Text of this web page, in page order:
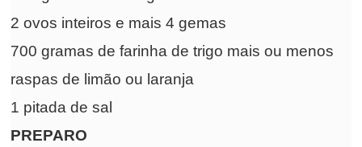
2 ovos inteiros e mais 4 gemas
700 gramas de farinha de trigo mais ou menos
raspas de limão ou laranja
1 pitada de sal
PREPARO